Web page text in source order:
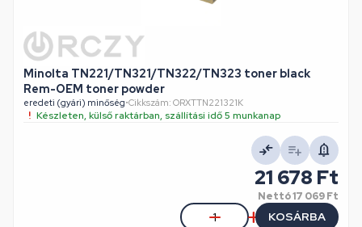
Minolta TN221/TN321/TN322/TN323 toner black
Rem-OEM toner powder
eredeti (gyári) minőség•Cikkszám: ORXTTN221321K
Készleten, külső raktárban, szállítási idő 5 munkanap
21 678 Ft
Nettó17 069 Ft
KOSÁRBA